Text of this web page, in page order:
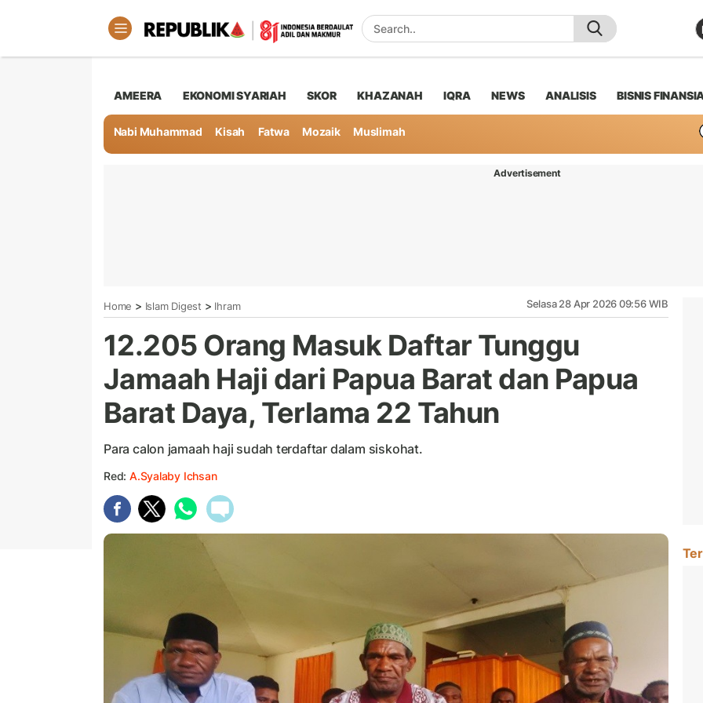
AMEERA EKONOMI SYARIAH SKOR KHAZANAH IQRA NEWS ANALISIS BISNIS
Nabi Muhammad Kisah Fatwa Mozaik Muslimah
Advertisement
Home > Islam Digest > Ihram Selasa 28 Apr 2026 09:56 WIB
12.205 Orang Masuk Daftar Tunggu
Jamaah Haji dari Papua Barat dan Papua
Barat Daya, Terlama 22 Tahun
Para calon jamaah haji sudah terdaftar dalam siskohat.
Red: A.Syalaby Ichsan